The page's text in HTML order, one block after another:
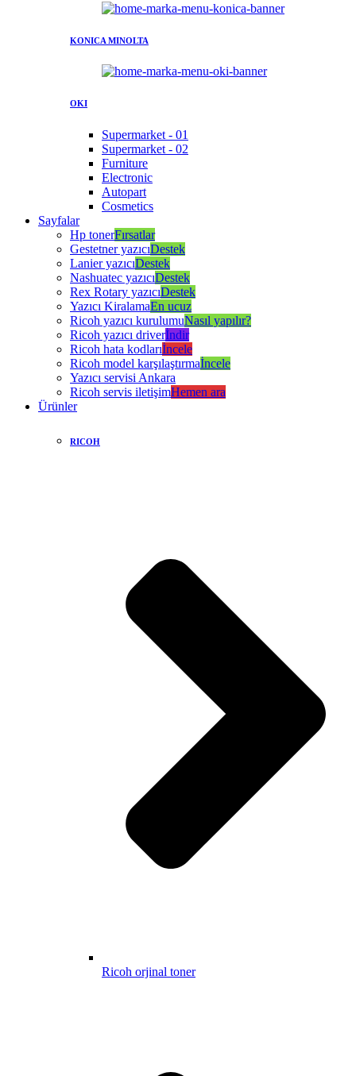
KONICA MINOLTA
OKI
Supermarket - 01
Supermarket - 02
Furniture
Electronic
Autopart
Cosmetics
Sayfalar
Hp tonerFırsatlar
Gestetner yazıcıDestek
Lanier yazıcıDestek
Nashuatec yazıcıDestek
Rex Rotary yazıcıDestek
Yazıcı KiralamaEn ucuz
Ricoh yazıcı kurulumuNasıl yapılır?
Ricoh yazıcı driverİndir
Ricoh hata kodlarıİncele
Ricoh model karşılaştırmaİncele
Yazıcı servisi Ankara
Ricoh servis iletişimHemen ara
Ürünler
RICOH
Ricoh orjinal toner